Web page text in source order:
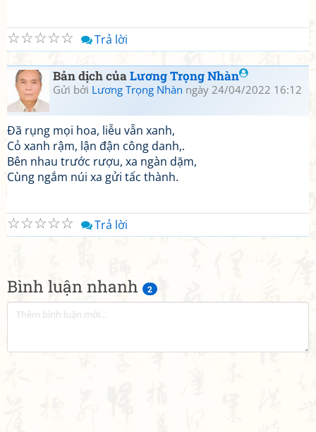
Bình luận nhanh 2
☆
☆
☆
☆
☆ Trả lời
Bản dịch củaLương Trọng Nhàn
Gửi bởi Lương Trọng Nhàn ngày 24/04/2022 16:12
Đã rụng mọi hoa, liễu vẫn xanh,
Cỏ xanh rậm, lận đận công danh,.
Bên nhau trước rượu, xa ngàn dặm,
Cùng ngắm núi xa gửi tấc thành.
☆
☆
☆
☆
☆ Trả lời